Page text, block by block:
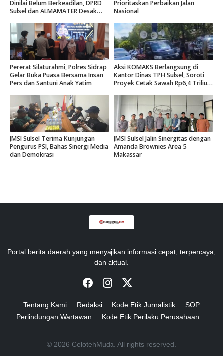
Dinilai Belum Berkeadilan, DPRD
Sulsel dan ALMAMATER Desak
Prioritaskan Perbaikan Jalan
Nasional
Pererat Silaturahmi, Polres Sidrap
Gelar Buka Puasa Bersama Insan
Pers dan Santuni Anak Yatim
Aksi KOMAKS Berlangsung di
Kantor Dinas TPH Sulsel, Soroti
Proyek Cetak Sawah Rp6,4 Triliun
JMSI Sulsel Terima Kunjungan
Pengurus PSI, Bahas Sinergi Media
dan Demokrasi
JMSI Sulsel Jalin Sinergitas dengan
Amanda Brownies Area 5
Makassar
Portal berita daerah yang menyajikan informasi cepat, terpercaya,
dan aktual.
Tentang Kami Redaksi Kode Etik Jurnalistik
SOP
Perlindungan Wartawan
Kode Etik Perilaku Perusahaan
© 2026 CelotehMuda. All rights reserved.